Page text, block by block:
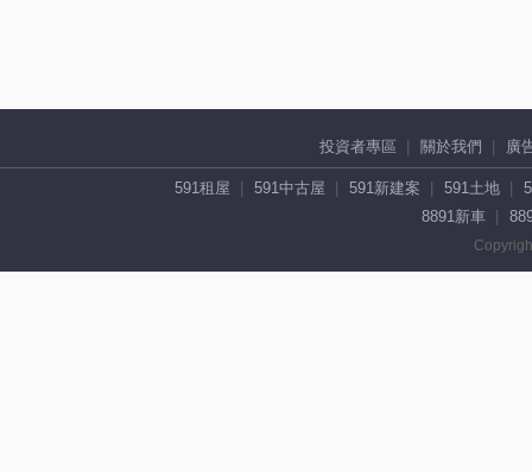
投資者專區 關於我們 廣
591租屋 591中古屋 591新建案 591土地
8891新車